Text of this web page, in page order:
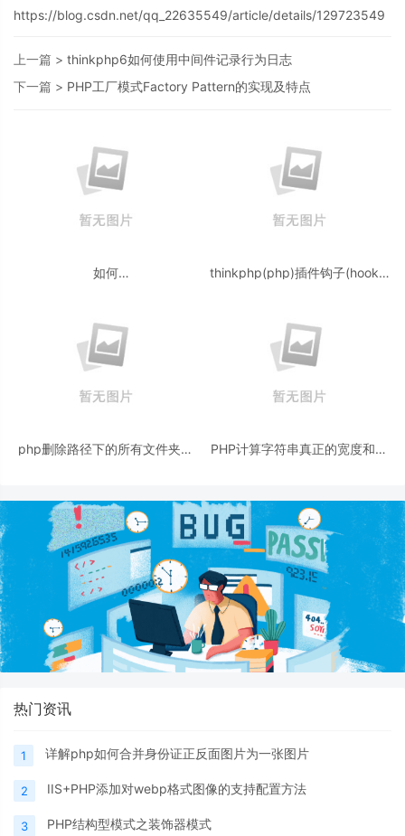
https://blog.csdn.net/qq_22635549/article/details/129723549
上一篇 > thinkphp6如何使用中间件记录行为日志
下一篇 > PHP工厂模式Factory Pattern的实现及特点
如何
thinkphp(php)插件钩子(hooks)
php删除路径下的所有文件夹和
PHP计算字符串真正的宽度和高
热门资讯
1 详解php如何合并身份证正反面图片为一张图片
2 IIS+PHP添加对webp格式图像的支持配置方法
3 PHP结构型模式之装饰器模式